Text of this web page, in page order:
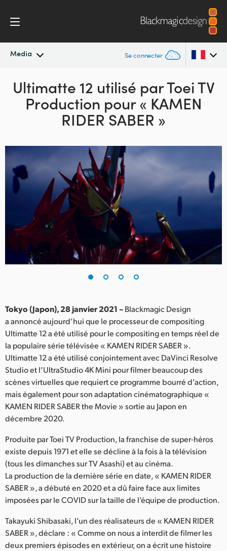
Media Se connecter
Actualités
Archives de presse
Argentina
Australia
Canada
China
Denmark
Finland
France
India
Italy
Japan
Mexico
Netherlands
New Zealand
Norway
Poland
Portugal
Ultimatte 12 utilisé par Toei TV
Production pour « KAMEN
RIDER SABER »
Tokyo (Japon), 28 janvier 2021 –Blackmagic Design
a annoncé aujourd’hui que le processeur de compositing
Ultimatte 12 a été utilisé pour le compositing en temps réel de
la populaire série télévisée « KAMEN RIDER SABER ».
Ultimatte 12 a été utilisé conjointement avec DaVinci Resolve
Studio et l’UltraStudio 4K Mini pour filmer beaucoup des
scènes virtuelles que requiert ce programme bourré d’action,
mais également pour son adaptation cinématographique «
KAMEN RIDER SABER the Movie » sortie au Japon en
décembre 2020.
Produite par Toei TV Production, la franchise de super-héros
existe depuis 1971 et elle se décline à la fois à la télévision
(tous les dimanches sur TV Asashi) et au cinéma.
La production de la dernière série en date, « KAMEN RIDER
SABER », a débuté en 2020 et a dû faire face aux limites
imposées par le COVID sur la taille de l’équipe de production.
Takayuki Shibasaki, l’un des réalisateurs de « KAMEN RIDER
SABER », déclare : « Comme on nous a interdit de filmer les
deux premiers épisodes en extérieur, on a écrit une histoire